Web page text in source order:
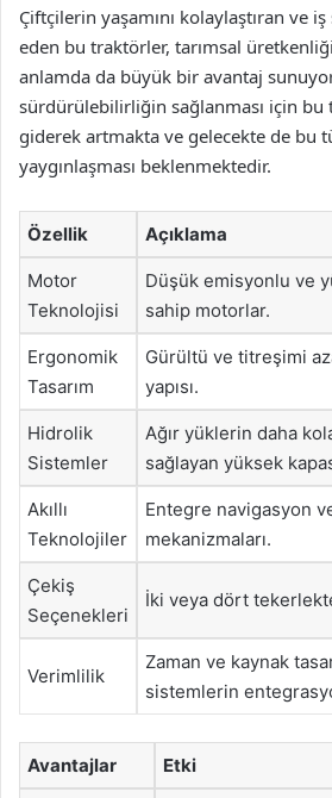
Çiftçilerin yaşamını kolaylaştıran ve
eden bu traktörler, tarımsal
anlamda da büyük bir avantaj
sürdürülebilirliğin sağlanması için
giderek artmakta ve gelecekte de bu
yaygınlaşması beklenmektedir.
Özellik Açıklama
Motor
Teknolojisi
Düşük emisyonlu ve
sahip motorlar.
Ergonomik
Tasarım
Gürültü ve titreşimi
yapısı.
Hidrolik
Sistemler
Ağır yüklerin daha
sağlayan yüksek
Akıllı
Teknolojiler
Entegre navigasyon
mekanizmaları.
Çekiş
Seçenekleri
İki veya dört
Verimlilik
Zaman ve kaynak
sistemlerin
Avantajlar Etki